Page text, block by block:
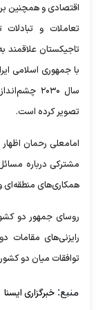
اقتصادی و همچنین
تعاملات و
تاجیکستان علاقمند
با جمهوری اسلامی
سال ۲۰۳۰
تصویر کرده است.
امامعلی رحمان
مشترکی درباره
همکاری‌های منطقه‌ای
روسای جمهور دو
رایزنی‌های مقامات
توافقات میان دو
منبع: خبرگزاری ایسنا